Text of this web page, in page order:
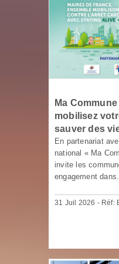
Ma
mobilisez
sauver des
En partenariat
national « Ma
invite les
engagement
31 Juil 2026 - Réf: